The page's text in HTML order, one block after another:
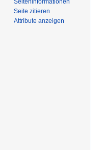
Seite zitieren
Attribute anzeigen